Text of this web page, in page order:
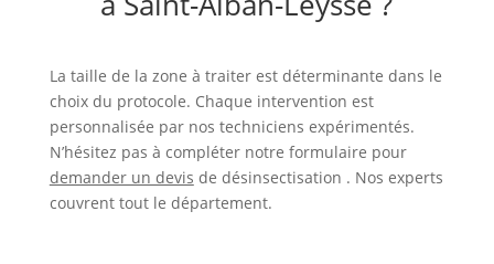
La taille de la zone à traiter est déterminante dans le
choix du protocole. Chaque intervention est
personnalisée par nos techniciens expérimentés.
N’hésitez pas à compléter notre formulaire pour
demander un devis de désinsectisation . Nos experts
couvrent tout le département.